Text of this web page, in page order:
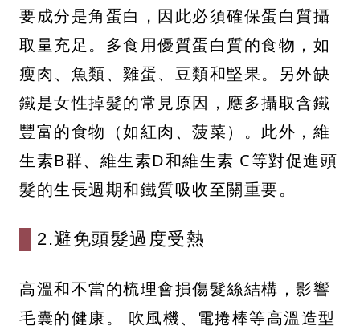
要成分是角蛋白，因此必須確保蛋白質攝
取量充足。多食用優質蛋白質的食物，如
瘦肉、魚類、雞蛋、豆類和堅果。另外缺
鐵是女性掉髮的常見原因，應多攝取含鐵
豐富的食物（如紅肉、菠菜）。此外，維
生素B群、維生素D和維生素 C等對促進頭
髮的生長週期和鐵質吸收至關重要。
2.避免頭髮過度受熱
高溫和不當的梳理會損傷髮絲結構，影響
毛囊的健康。 吹風機、電捲棒等高溫造型